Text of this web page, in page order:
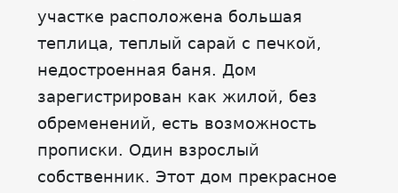
участке расположена большая
теплица, теплый сарай с печкой,
недостроенная баня. Дом
зарегистрирован как жилой, без
обременений, есть возможность
прописки. Один взрослый
собственник. Этот дом прекрасное